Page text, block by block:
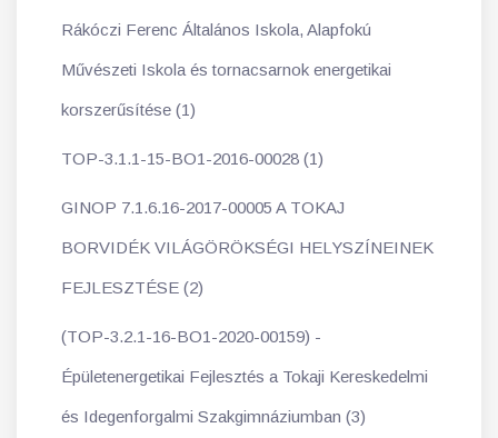
Rákóczi Ferenc Általános Iskola, Alapfokú
Művészeti Iskola és tornacsarnok energetikai
korszerűsítése (1)
TOP-3.1.1-15-BO1-2016-00028 (1)
GINOP 7.1.6.16-2017-00005 A TOKAJ
BORVIDÉK VILÁGÖRÖKSÉGI HELYSZÍNEINEK
FEJLESZTÉSE (2)
(TOP-3.2.1-16-BO1-2020-00159) -
Épületenergetikai Fejlesztés a Tokaji Kereskedelmi
és Idegenforgalmi Szakgimnáziumban (3)